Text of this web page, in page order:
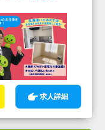
求人詳細